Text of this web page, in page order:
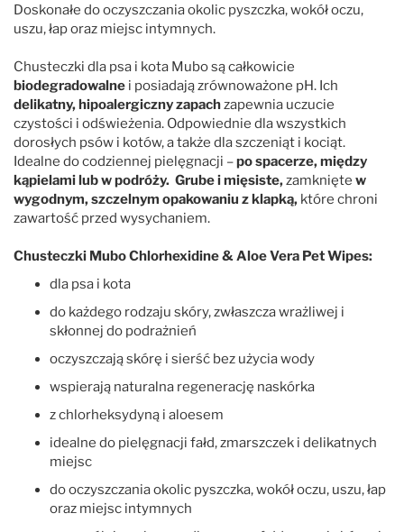
PSH
Show Tech
So Posh
Special One
Wahl
Doskonałe do oczyszczania okolic pyszczka, wokół oczu,
uszu, łap oraz miejsc intymnych.
Chusteczki dla psa i kota Mubo są całkowicie
biodegradowalne i posiadają zrównoważone pH. Ich
delikatny, hipoalergiczny zapachzapewnia uczucie
czystości i odświeżenia. Odpowiednie dla wszystkich
dorosłych psów i kotów, a także dla szczeniąt i kociąt.
Idealne do codziennej pielęgnacji –po spacerze, między
kąpielami lub w podróży. Grube i mięsiste,zamknięte w
wygodnym, szczelnym opakowaniu z klapką, które chroni
zawartość przed wysychaniem.
Chusteczki Mubo Chlorhexidine & Aloe Vera Pet Wipes:
dla psa i kota
do każdego rodzaju skóry, zwłaszcza wrażliwej i
skłonnej do podrażnień
oczyszczają skórę i sierść bez użycia wody
wspierają naturalna regenerację naskórka
z chlorheksydyną i aloesem
idealne do pielęgnacji fałd, zmarszczek i delikatnych
miejsc
do oczyszczania okolic pyszczka, wokół oczu, uszu, łap
oraz miejsc intymnych